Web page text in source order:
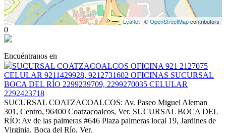
Leaflet | ©OpenStreetMapcontributors
0
Encuéntranos en
SUCURSAL COATZACOALCOS OFICINA 921 2127075
CELULAR 9211429928, 9212731602 OFICINAS SUCURSAL
BOCA DEL RÍO 2299239709, 2299270035 CELULAR
2292423718
SUCURSAL COATZACOALCOS: Av. Paseo Miguel Aleman
301, Centro, 96400 Coatzacoalcos, Ver. SUCURSAL BOCA DEL
RÍO: Av de las palmeras #646 Plaza palmeras local 19, Jardines de
Virginia, Boca del Río, Ver.